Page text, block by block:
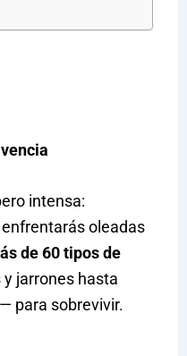
intensa:
oleadas
de 60 tipos de
jarrones hasta
para sobrevivir.